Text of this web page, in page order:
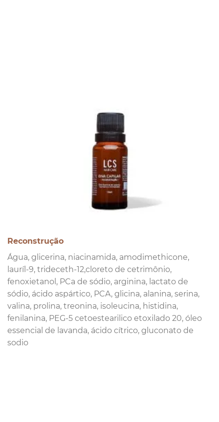
Reconstrução
Água, glicerina, niacinamida, amodimethicone,
lauríl-9, trideceth-12,cloreto de cetrimônio,
fenoxietanol, PCa de sódio, arginina, lactato de
sódio, ácido aspártico, PCA, glicina, alanina, serina,
valina, prolina, treonina, isoleucina, histidina,
fenilanina, PEG-5 cetoestearilico etoxilado 20, óleo
essencial de lavanda, ácido cítrico, gluconato de
sodio